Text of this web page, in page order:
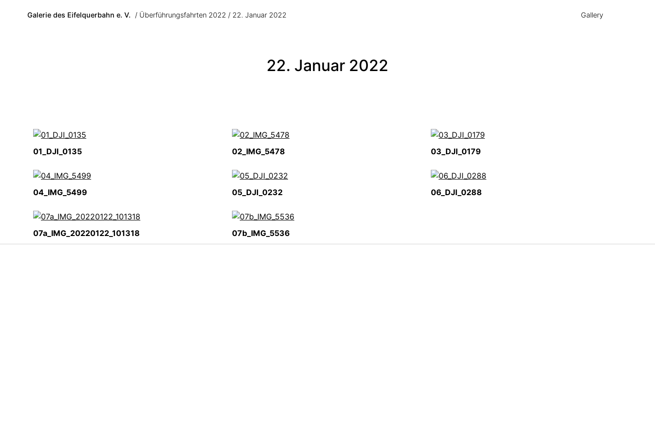
Galerie des Eifelquerbahn e. V. Überführungsfahrten 2022 22. Januar 2022 Gallery
22. Januar 2022
01_DJI_0135 02_IMG_5478 03_DJI_0179
04_IMG_5499 05_DJI_0232 06_DJI_0288
07a_IMG_20220122_101318 07b_IMG_5536